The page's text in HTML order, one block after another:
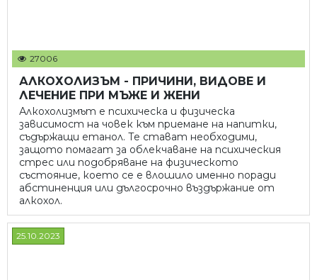
27006
АЛКОХОЛИЗЪМ - ПРИЧИНИ, ВИДОВЕ И
ЛЕЧЕНИЕ ПРИ МЪЖЕ И ЖЕНИ
Алкохолизмът е психическа и физическа
зависимост на човек към приемане на напитки,
съдържащи етанол. Те стават необходими,
защото помагат за облекчаване на психическия
стрес или подобряване на физическото
състояние, което се е влошило именно поради
абстиненция или дългосрочно въздържание от
алкохол.
25.10.2023